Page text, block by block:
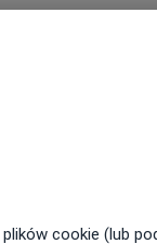
cookie (lub